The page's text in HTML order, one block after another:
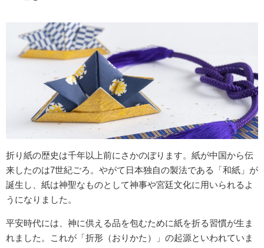
折り紙の歴史は千年以上前にさかのぼります。紙が中国から伝
来したのは7世紀ごろ。やがて日本独自の製法である「和紙」が
誕生し、紙は神聖なものとして神事や宮廷文化に用いられるよ
うになりました。
平安時代には、神に供える品を包むために紙を折る習慣が生ま
れました。これが「折形（おりかた）」の起源といわれていま